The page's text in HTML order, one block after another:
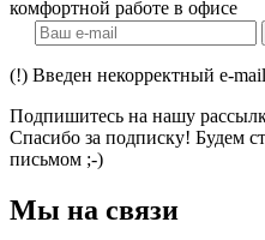
комфортной работе в офисе
(!) Введен некорректный e-mail
Подпишитесь на нашу
Спасибо за подписку! Будем
письмом ;-)
Мы на связи